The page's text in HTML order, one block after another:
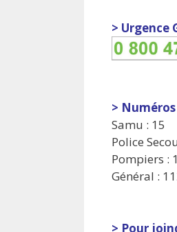
> Urgence
>
Samu : 15
Police
Pompiers :
Général :
> Pour